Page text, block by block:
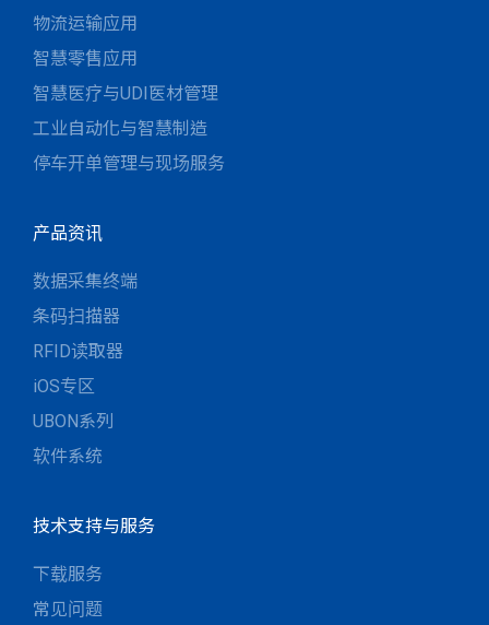
物流运输应用
智慧零售应用
智慧医疗与UDI医材管理
工业自动化与智慧制造
停车开单管理与现场服务
产品资讯
数据采集终端
条码扫描器
RFID读取器
iOS专区
UBON系列
软件系统
技术支持与服务
下载服务
常见问题